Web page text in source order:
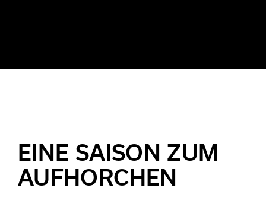
EINE SAISON ZUM
AUFHORCHEN